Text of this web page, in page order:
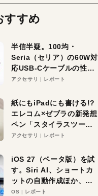
すすめ
半信半疑。100均・
Seria（セリア）の60W対
応USB-Cケーブルの性能
を検証。超コスパの1本を
アクセサリ レポート
紙にもiPadにも書ける!?
エレコム×ゼブラの新発想
ペン「スタイラスツーウ
ェイ」レビュー。持ち替
アクセサリ レポート
iOS 27（ベータ版）を試
す。Siri AI、ショートカ
ットの自動作成ほか、期
待大の便利機能5選。
OS レポート